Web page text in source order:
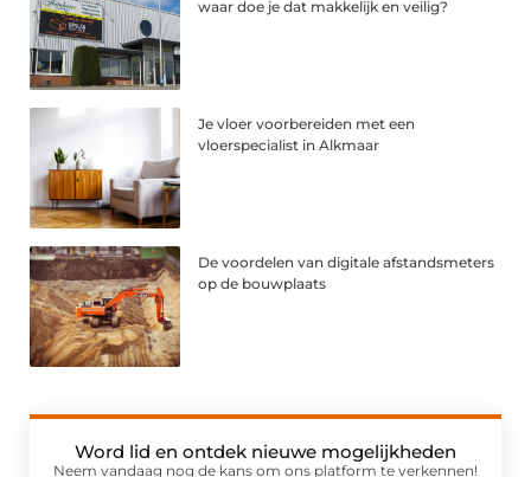
waar doe je dat makkelijk en veilig?
Je vloer voorbereiden met een
vloerspecialist in Alkmaar
De voordelen van digitale afstandsmeters
op de bouwplaats
Word lid en ontdek nieuwe mogelijkheden
Neem vandaag nog de kans om ons platform te verkennen!